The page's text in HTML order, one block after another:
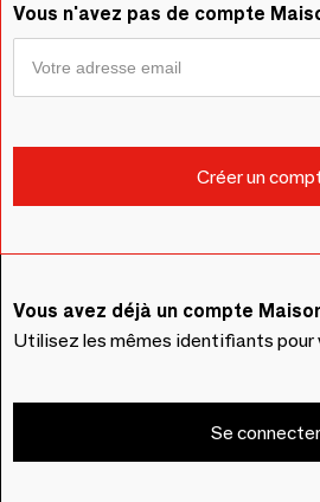
Vous n'avez pas de compte
Vous avez déjà un compte
Utilisez les mêmes identifiants pour
Se connecter